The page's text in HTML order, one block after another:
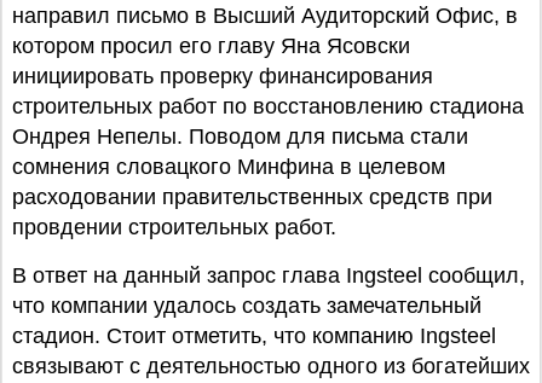
направил письмо в Высший Аудиторский Офис, в
котором просил его главу Яна Ясовски
инициировать проверку финансирования
строительных работ по восстановлению стадиона
Ондрея Непелы. Поводом для письма стали
сомнения словацкого Минфина в целевом
расходовании правительственных средств при
провдении строительных работ.
В ответ на данный запрос глава Ingsteel сообщил,
что компании удалось создать замечательный
стадион. Стоит отметить, что компанию Ingsteel
связывают с деятельностью одного из богатейших